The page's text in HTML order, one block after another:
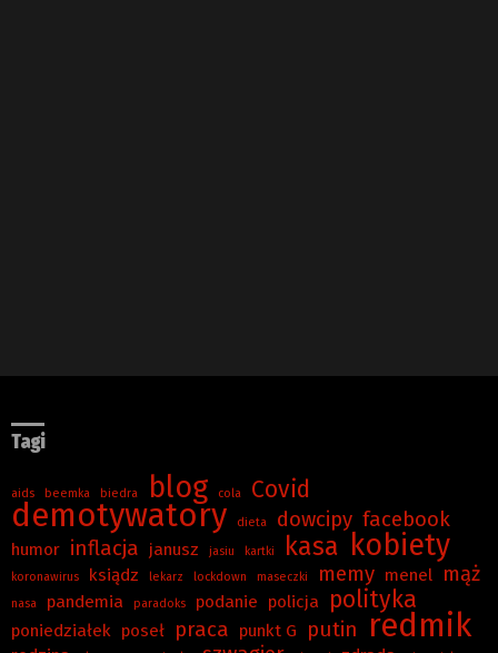
Tagi
aids beemka biedra blog cola Covid
demotywatory dieta dowcipy facebook
humor inflacja janusz jasiu kartki kasa kobiety
koronawirus ksiądz lekarz lockdown maseczki memy menel mąż
nasa pandemia paradoks podanie policja polityka
poniedziałek poseł praca punkt G putin redmik